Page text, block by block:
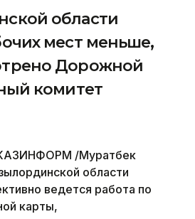
области
мест меньше,
Дорожной
комитет
/Муратбек
области
ведется работа по
карты,